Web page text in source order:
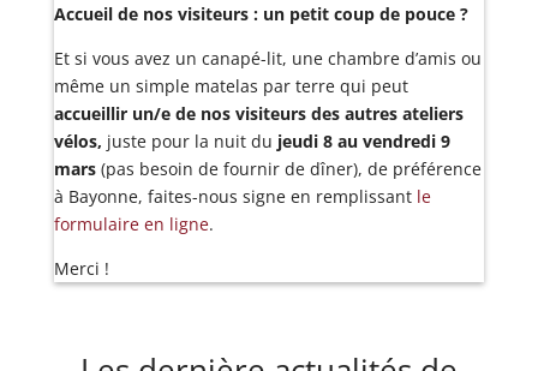
Accueil de nos visiteurs : un petit coup de pouce ?
Et si vous avez un canapé-lit, une chambre d’amis ou
même un simple matelas par terre qui peut
accueillir un/e de nos visiteurs des autres ateliers
vélos, juste pour la nuit du jeudi 8 au vendredi 9
mars(pas besoin de fournir de dîner), de préférence
à Bayonne, faites-nous signe en remplissant le
formulaire en ligne.
Merci !